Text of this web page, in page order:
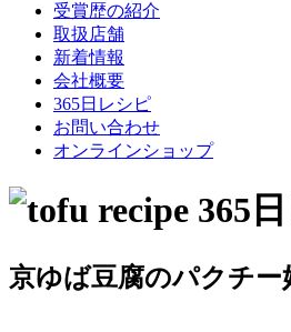
受賞歴の紹介
取扱店舗
新着情報
会社概要
365日レシピ
お問い合わせ
オンラインショップ
京ゆば豆腐のパクチー